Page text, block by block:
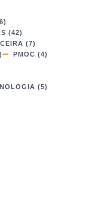
(42)
(7)
PMOC (4)
(5)